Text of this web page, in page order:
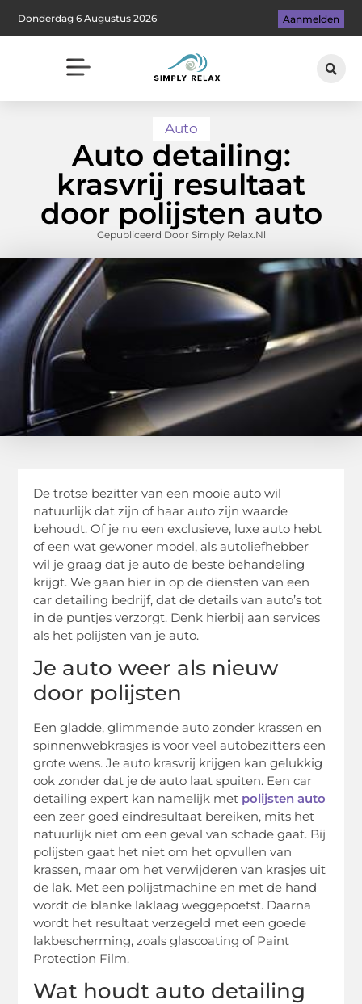
Donderdag 6 Augustus 2026 Aanmelden
Auto
Auto detailing:
krasvrij resultaat
door polijsten auto
Gepubliceerd Door Simply Relax.nl
De trotse bezitter van een mooie auto wil
natuurlijk dat zijn of haar auto zijn waarde
behoudt. Of je nu een exclusieve, luxe auto hebt
of een wat gewoner model, als autoliefhebber
wil je graag dat je auto de beste behandeling
krijgt. We gaan hier in op de diensten van een
car detailing bedrijf, dat de details van auto’s tot
in de puntjes verzorgt. Denk hierbij aan services
als het polijsten van je auto.
Je auto weer als nieuw
door polijsten
Een gladde, glimmende auto zonder krassen en
spinnenwebkrasjes is voor veel autobezitters een
grote wens. Je auto krasvrij krijgen kan gelukkig
ook zonder dat je de auto laat spuiten. Een car
detailing expert kan namelijk met polijsten auto
een zeer goed eindresultaat bereiken, mits het
natuurlijk niet om een geval van schade gaat. Bij
polijsten gaat het niet om het opvullen van
krassen, maar om het verwijderen van krasjes uit
de lak. Met een polijstmachine en met de hand
wordt de blanke laklaag weggepoetst. Daarna
wordt het resultaat verzegeld met een goede
lakbescherming, zoals glascoating of Paint
Protection Film.
Wat houdt auto detailing